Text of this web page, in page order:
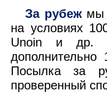
За рубежмы
на условиях
Unoin и др.
дополнительно
Посылка за
проверенный